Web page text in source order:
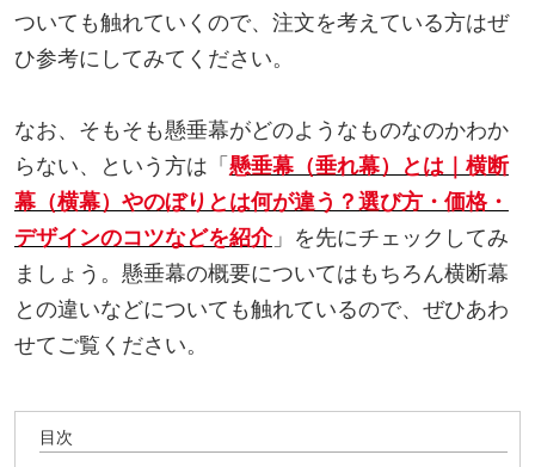
ついても触れていくので、注文を考えている方はぜ
ひ参考にしてみてください。
なお、そもそも懸垂幕がどのようなものなのかわか
らない、という方は「 懸垂幕（垂れ幕）とは｜横断
幕（横幕）やのぼりとは何が違う？選び方・価格・
デザインのコツなどを紹介」を先にチェックしてみ
ましょう。懸垂幕の概要についてはもちろん横断幕
との違いなどについても触れているので、ぜひあわ
せてご覧ください。
目次